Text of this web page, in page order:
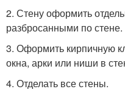
2. Стену оформить
разбросанными по стене.
3. Оформить кирпичную
окна, арки или ниши в
4. Отделать все стены.